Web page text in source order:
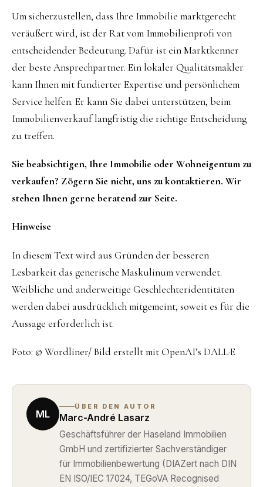
Um sicherzustellen, dass Ihre Immobilie marktgerecht
veräußert wird, ist der Rat vom Immobilienprofi von
entscheidender Bedeutung. Dafür ist ein Marktkenner
der beste Ansprechpartner. Ein lokaler Qualitätsmakler
kann Ihnen mit fundierter Expertise und persönlichem
Service helfen. Er kann Sie dabei unterstützen, beim
Immobilienverkauf langfristig die richtige Entscheidung
zu treffen.
Sie beabsichtigen, Ihre Immobilie oder Wohneigentum zu
verkaufen? Zögern Sie nicht, uns zu kontaktieren. Wir
stehen Ihnen gerne beratend zur Seite.
Hinweise
In diesem Text wird aus Gründen der besseren
Lesbarkeit das generische Maskulinum verwendet.
Weibliche und anderweitige Geschlechteridentitäten
werden dabei ausdrücklich mitgemeint, soweit es für die
Aussage erforderlich ist.
Foto: © Wordliner/ Bild erstellt mit OpenAI’s DALL·E
ML
ÜBER DEN AUTOR
Marc-André Lasarz
Geschäftsführer der Haseland Immobilien
GmbH und zertifizierter Sachverständiger
für Immobilienbewertung (DIAZert nach DIN
EN ISO/IEC 17024, TEGoVA Recognised